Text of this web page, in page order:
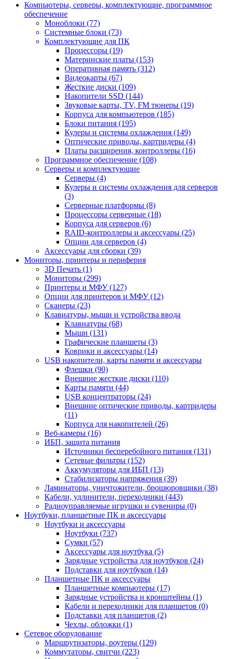
Компьютеры, серверы, комплектующие, программное
обеспечение
Моноблоки (77)
Системные блоки (73)
Комплектующие для ПК
Процессоры (19)
Материнские платы (153)
Оперативная память (312)
Видеокарты (67)
Жесткие диски (109)
Накопители SSD (144)
Звуковые карты, TV, FM тюнеры (19)
Корпуса для компьютеров (185)
Блоки питания (195)
Кулеры и системы охлаждения (149)
Оптические приводы, картридеры (4)
Платы расширения, контроллеры (16)
Программное обеспечение (108)
Серверы и комплектующие
Серверы (4)
Кулеры и системы охлаждения для серверов
(3)
Серверные платформы (8)
Процессоры серверные (18)
Корпуса для серверов (6)
RAID-контроллеры и аксессуары (25)
Опции для серверов (4)
Аксессуары для сборки (39)
Мониторы, принтеры и периферия
3D Печать (1)
Мониторы (299)
Принтеры и МФУ (127)
Опции для принтеров и МФУ (12)
Сканеры (23)
Клавиатуры, мыши и устройства ввода
Клавиатуры (68)
Мыши (131)
Графические планшеты (3)
Коврики и аксессуары (14)
USB накопители, карты памяти и аксессуары
Флешки (90)
Внешние жесткие диски (110)
Карты памяти (44)
USB концентраторы (24)
Внешние оптические приводы, картридеры
(11)
Корпуса для накопителей (26)
Веб-камеры (16)
ИБП, защита питания
Источники бесперебойного питания (131)
Сетевые фильтры (152)
Аккумуляторы для ИБП (13)
Стабилизаторы напряжения (39)
Ламинаторы, уничтожители, брошюровщики (38)
Кабели, удлинители, переходники (443)
Радиоуправляемые игрушки и сувениры (0)
Ноутбуки, планшетные ПК и аксессуары
Ноутбуки и аксессуары
Ноутбуки (737)
Сумки (57)
Аксессуары для ноутбука (5)
Зарядные устройства для ноутбуков (24)
Подставки для ноутбуков (14)
Планшетные ПК и аксессуары
Планшетные компьютеры (17)
Зарядные устройства и кронштейны (1)
Кабели и переходники для планшетов (0)
Подставки для планшетов (2)
Чехлы, обложки (1)
Сетевое оборудование
Маршрутизаторы, роутеры (129)
Коммутаторы, свитчи (223)